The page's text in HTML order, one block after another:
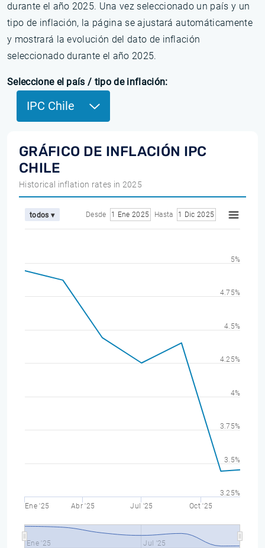
durante el año 2025. Una vez seleccionado un país y un
tipo de inflación, la página se ajustará automáticamente
y mostrará la evolución del dato de inflación
seleccionado durante el año 2025.
Seleccione el país / tipo de inflación:
IPC Chile
GRÁFICO DE INFLACIÓN IPC
CHILE
Historical inflation rates in 2025
todos ▾ Desde 1 Ene 2025 Hasta 1 Dic 2025
Ene '25 Abr '25 Jul '25 Oct '25
Ene '25 Jul '25
3.25%
3.5%
3.75%
4%
4.25%
4.5%
4.75%
5%